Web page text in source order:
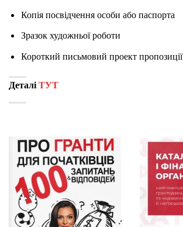
Копія посвідчення особи або паспорта
Зразок художньої роботи
Короткий письмовий проект пропозиції
Деталі ТУТ